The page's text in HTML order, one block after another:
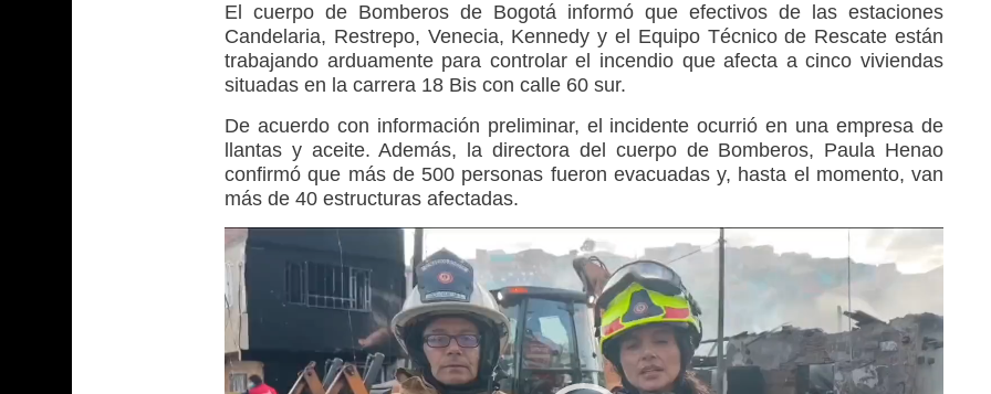
El cuerpo de Bomberos de Bogotá informó que efectivos de las estaciones
Candelaria, Restrepo, Venecia, Kennedy y el Equipo Técnico de Rescate están
trabajando arduamente para controlar el incendio que afecta a cinco viviendas
situadas en la carrera 18 Bis con calle 60 sur.
De acuerdo con información preliminar, el incidente ocurrió en una empresa de
llantas y aceite. Además, la directora del cuerpo de Bomberos, Paula Henao
confirmó que más de 500 personas fueron evacuadas y, hasta el momento, van
más de 40 estructuras afectadas.
Reproductor
de
vídeo